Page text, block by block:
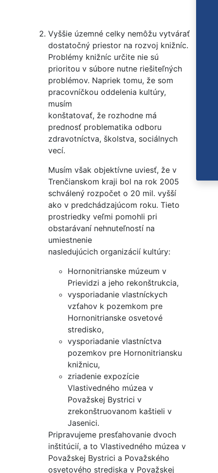
Vyššie územné celky nemôžu vytvárať
dostatočný priestor na rozvoj knižníc.
Problémy knižníc určite nie sú
prioritou v súbore nutne riešiteľných
problémov. Napriek tomu, že som
pracovníčkou oddelenia kultúry,
musím
konštatovať, že rozhodne má
prednosť problematika odboru
zdravotníctva, školstva, sociálnych
vecí.
Musím však objektívne uviesť, že v
Trenčianskom kraji bol na rok 2005
schválený rozpočet o 20 mil. vyšší
ako v predchádzajúcom roku. Tieto
prostriedky veľmi pomohli pri
obstarávaní nehnuteľností na
umiestnenie
nasledujúcich organizácií kultúry:
Hornonitrianske múzeum v
Prievidzi a jeho rekonštrukcia,
vysporiadanie vlastníckych
vzťahov k pozemkom pre
Hornonitrianske osvetové
stredisko,
vysporiadanie vlastníctva
pozemkov pre Hornonitriansku
knižnicu,
zriadenie expozície
Vlastivedného múzea v
Považskej Bystrici v
zrekonštruovanom kaštieli v
Jasenici.
Pripravujeme presťahovanie dvoch
inštitúcií, a to Vlastivedného múzea v
Považskej Bystrici a Považského
osvetového strediska v Považskej